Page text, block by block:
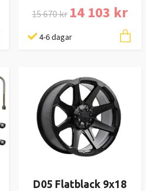
15 670 kr 14 103 kr
4-6 dagar
D05 Flatblack 9x18